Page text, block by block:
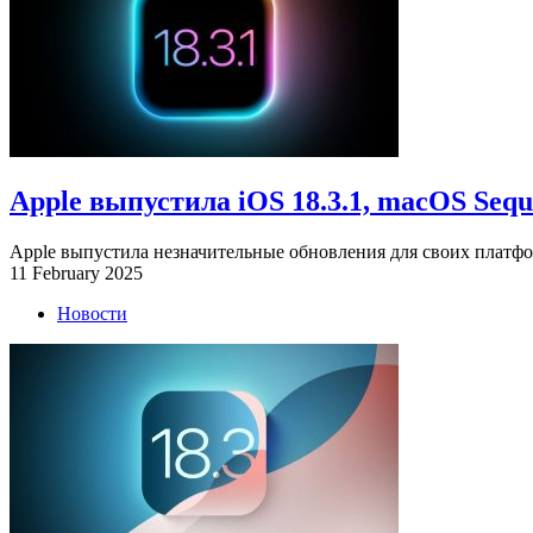
Apple выпустила iOS 18.3.1, macOS
Apple выпустила незначительные обновления для своих
11 February 2025
Новости